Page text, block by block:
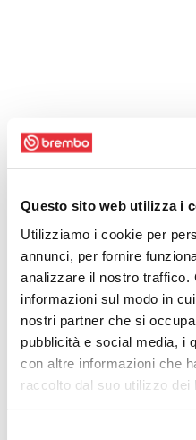
Questo sito web utilizza i
Utilizziamo i cookie per
annunci, per fornire
analizzare il nostro traffico.
informazioni sul modo in
nostri partner che si
pubblicità e social media, i
con altre informazioni che
raccolto dal suo utilizzo dei